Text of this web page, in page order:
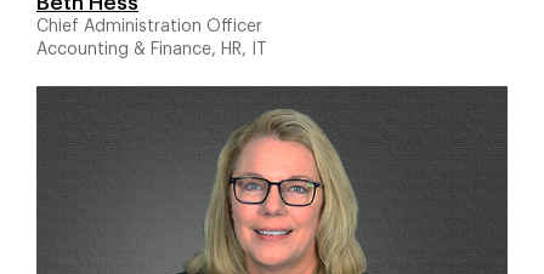
Chief Administration Officer
Accounting & Finance, HR, IT